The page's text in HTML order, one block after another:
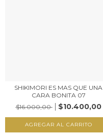
SHIKIMORI ES MAS QUE UNA
CARA BONITA 07
$16.000,00
$10.400,00